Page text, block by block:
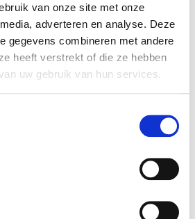
van onze site met onze
adverteren en analyse. Deze
gegevens combineren met andere
heeft verstrekt of die ze hebben
uw gebruik van hun services.